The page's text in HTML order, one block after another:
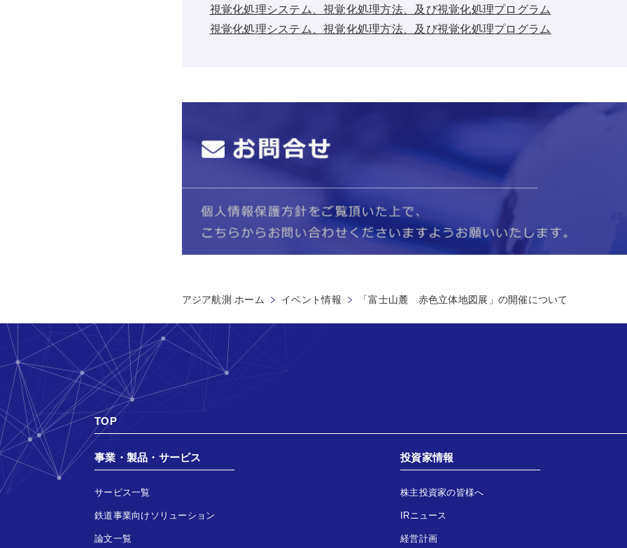
視覚化処理システム、視覚化処理方法、及び視覚化処理プログラム
視覚化処理システム、視覚化処理方法、及び視覚化処理プログラム
アジア航測 ホーム イベント情報 「富士山麓 赤色立体地図展」の開催について
TOP
事業・製品・サービス
サービス一覧
鉄道事業向けソリューション
論文一覧
投資家情報
株主投資家の皆様へ
IRニュース
経営計画